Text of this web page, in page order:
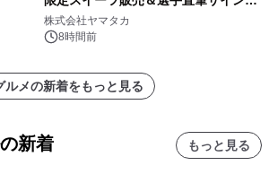
ッズが当たる抽選会を 8月8日に開催
株式会社ヤマタカ
8時間前
ルメの新着をもっと見る
新着 もっと見る